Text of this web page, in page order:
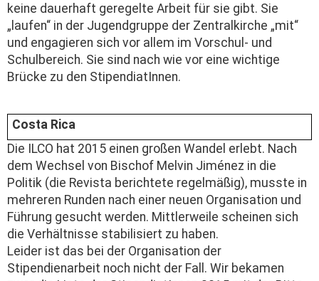
keine dauerhaft geregelte Arbeit für sie gibt. Sie
„laufen“ in der Jugendgruppe der Zentralkirche „mit“
und engagieren sich vor allem im Vorschul- und
Schulbereich. Sie sind nach wie vor eine wichtige
Brücke zu den StipendiatInnen.
Costa Rica
Die ILCO hat 2015 einen großen Wandel erlebt. Nach
dem Wechsel von Bischof Melvin Jiménez in die
Politik (die Revista berichtete regelmäßig), musste in
mehreren Runden nach einer neuen Organisation und
Führung gesucht werden. Mittlerweile scheinen sich
die Verhältnisse stabilisiert zu haben.
Leider ist das bei der Organisation der
Stipendienarbeit noch nicht der Fall. Wir bekamen